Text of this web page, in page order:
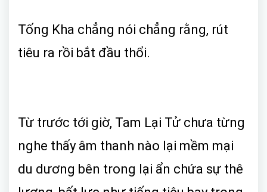
Tống Kha chẳng nói chẳng rằng, rút
tiêu ra rồi bắt đầu thổi.
Từ trước tới giờ, Tam Lại Tử chưa từng
nghe thấy âm thanh nào lại mềm mại
du dương bên trong lại ẩn chứa sự thê